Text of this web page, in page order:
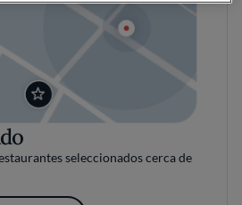
seleccionados cerca de